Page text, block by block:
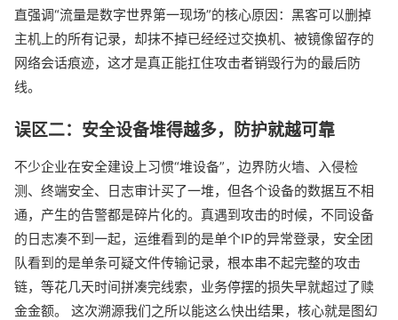
直强调“流量是数字世界第一现场”的核心原因：黑客可以删掉
主机上的所有记录，却抹不掉已经经过交换机、被镜像留存的
网络会话痕迹，这才是真正能扛住攻击者销毁行为的最后防
线。
误区二：安全设备堆得越多，防护就越可靠
不少企业在安全建设上习惯“堆设备”，边界防火墙、入侵检
测、终端安全、日志审计买了一堆，但各个设备的数据互不相
通，产生的告警都是碎片化的。真遇到攻击的时候，不同设备
的日志凑不到一起，运维看到的是单个IP的异常登录，安全团
队看到的是单条可疑文件传输记录，根本串不起完整的攻击
链，等花几天时间拼凑完线索，业务停摆的损失早就超过了赎
金金额。 这次溯源我们之所以能这么快出结果，核心就是图幻